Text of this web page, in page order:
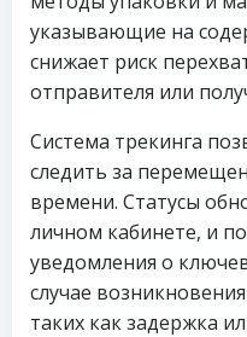
указывающие на
снижает риск
отправителя или
Система трекинга
следить за
времени. Статусы
личном кабинете, и
уведомления о
случае
таких как задержка